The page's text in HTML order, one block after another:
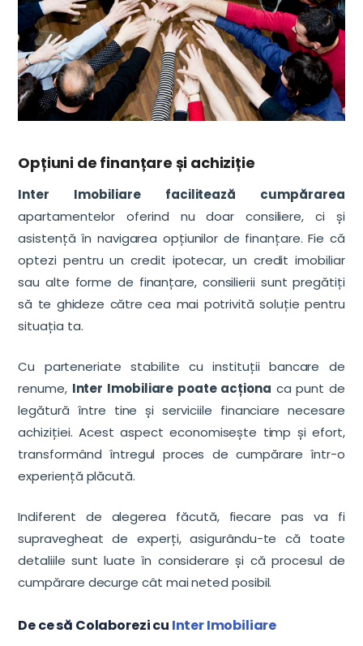
Opțiuni de finanțare și achiziție
Inter Imobiliare facilitează cumpărarea
apartamentelor oferind nu doar consiliere, ci și
asistență în navigarea opțiunilor de finanțare. Fie că
optezi pentru un credit ipotecar, un credit imobiliar
sau alte forme de finanțare, consilierii sunt pregătiți
să te ghideze către cea mai potrivită soluție pentru
situația ta.
Cu parteneriate stabilite cu instituții bancare de
renume, Inter Imobiliare poate acționa ca punt de
legătură între tine și serviciile financiare necesare
achiziției. Acest aspect economisește timp și efort,
transformând întregul proces de cumpărare într-o
experiență plăcută.
Indiferent de alegerea făcută, fiecare pas va fi
supravegheat de experți, asigurându-te că toate
detaliile sunt luate în considerare și că procesul de
cumpărare decurge cât mai neted posibil.
De ce să Colaborezi cu Inter Imobiliare